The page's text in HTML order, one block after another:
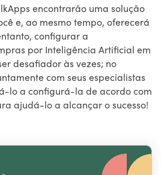
encontrarão uma solução
e, ao mesmo tempo, oferecerá
configurar a
por Inteligência Artificial em
desafiador às vezes; no
com seus especialistas
lo a configurá-la de acordo com
ajudá-lo a alcançar o sucesso!